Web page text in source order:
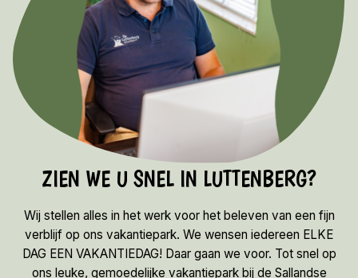
ZIEN WE U SNEL IN LUTTENBERG?
Wij stellen alles in het werk voor het beleven van een fijn
verblijf op ons vakantiepark. We wensen iedereen ELKE
DAG EEN VAKANTIEDAG! Daar gaan we voor. Tot snel op
ons leuke, gemoedelijke vakantiepark bij de Sallandse